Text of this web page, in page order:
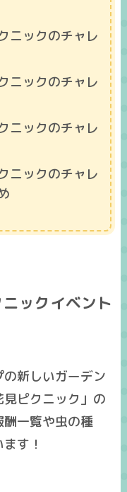
ニックのチャレ
ニックのチャレ
ニックのチャレ
ニックのチャレ
ックイベント
新しいガーデン
ピクニック」の
一覧や虫の種
す！